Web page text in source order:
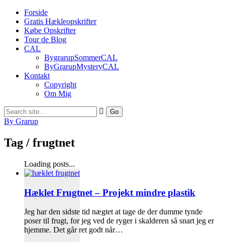
Forside
Gratis Hækleopskrifter
Købe Opskrifter
Tour de Blog
CAL
BygrarupSommerCAL
ByGrarupMysteryCAL
Kontakt
Copyright
Om Mig
By Grarup
Tag / frugtnet
Loading posts...
Hæklet Frugtnet – Projekt mindre plastik
Jeg har den sidste tid nægtet at tage de der dumme tynde
poser til frugt, for jeg ved de ryger i skalderen så snart jeg er
hjemme. Det går ret godt når…